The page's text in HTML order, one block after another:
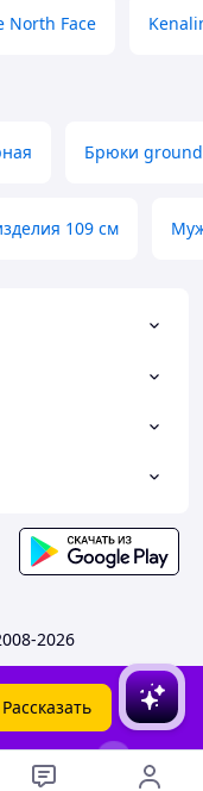
North Face
Брюки
109 см
2026
Рассказать